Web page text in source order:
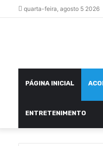
quarta-feira, agosto 5 2026
PÁGINA INICIAL
ENTRETENIMENTO